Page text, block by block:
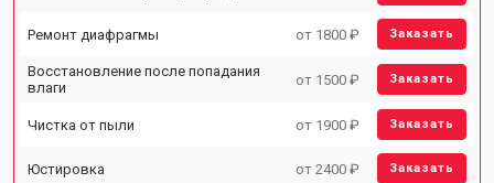
Ремонт диафрагмы от 1800 ₽ Заказать
Восстановление после попадания
влаги
от 1500 ₽ Заказать
Чистка от пыли от 1900 ₽ Заказать
Юстировка от 2400 ₽ Заказать